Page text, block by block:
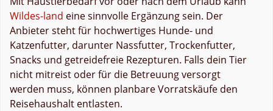
Wildes-land eine sinnvolle Ergänzung sein. Der
Anbieter steht für hochwertiges Hunde- und
Katzenfutter, darunter Nassfutter, Trockenfutter,
Snacks und getreidefreie Rezepturen. Falls dein Tier
nicht mitreist oder für die Betreuung versorgt
werden muss, können planbare Vorratskäufe den
Reisehaushalt entlasten.